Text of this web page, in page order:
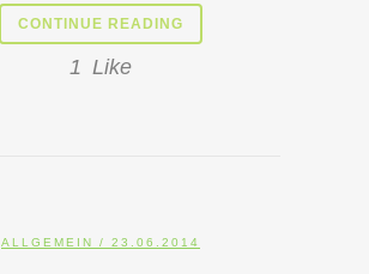
CONTINUE READING
1 Like
ALLGEMEIN / 23.06.2014